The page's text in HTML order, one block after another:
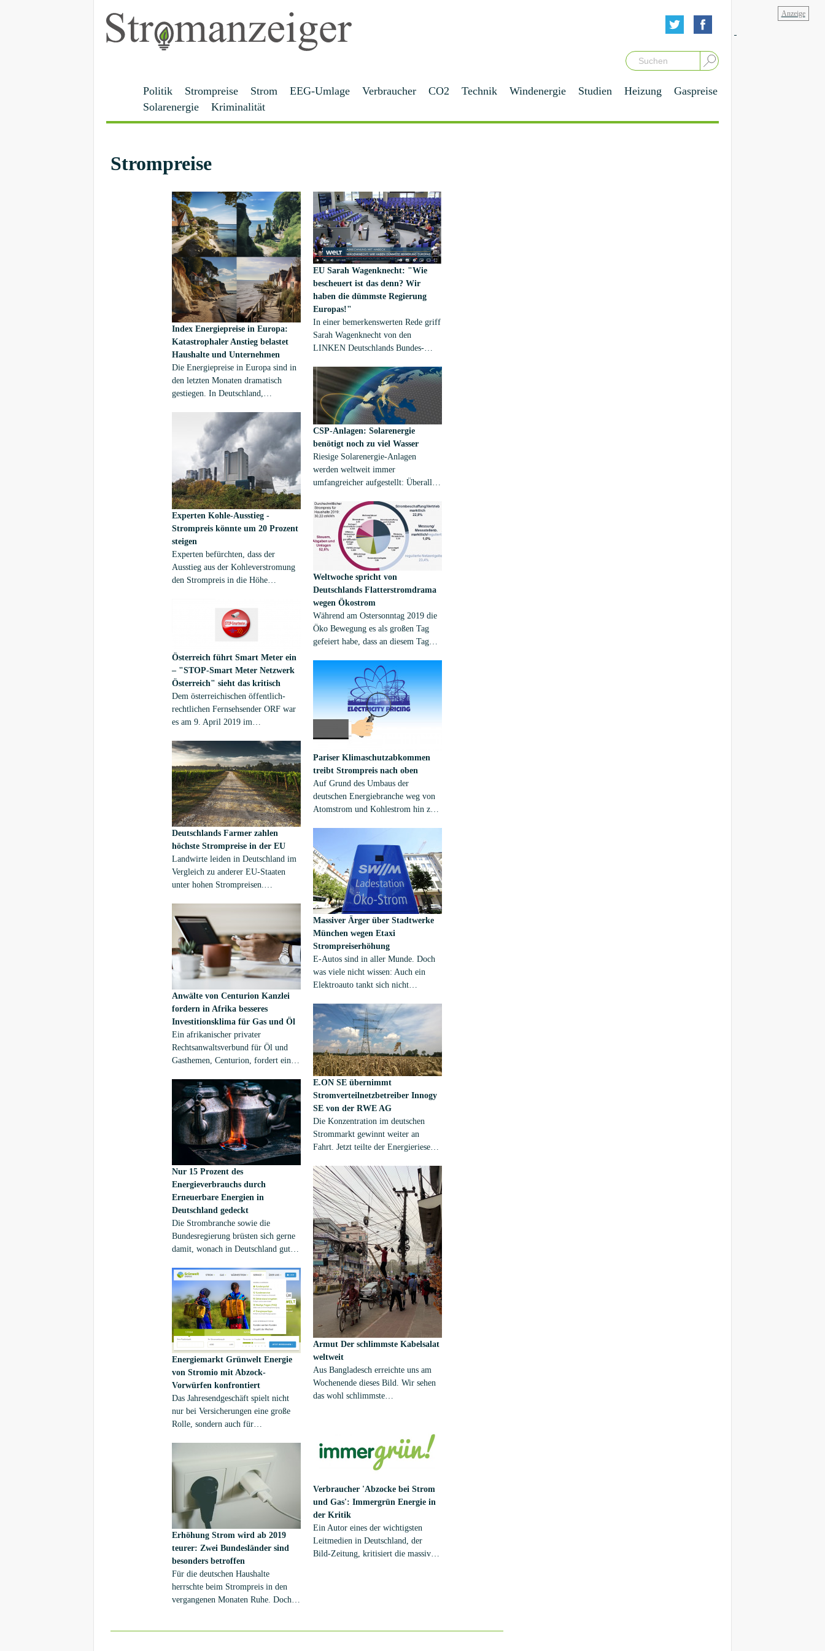
Politik Strompreise Strom EEG-Umlage Verbraucher CO2 Technik Windenergie Studien Heizung
Gaspreise
Solarenergie
Kriminalität
Strompreise
Index Energiepreise in Europa:
Katastrophaler Anstieg belastet
Haushalte und Unternehmen
Die Energiepreise in Europa sind in
den letzten Monaten dramatisch
gestiegen. In Deutschland,
sich die Preise für Strom, Gas und
Heizöl innerhalb eines Jahres in
vielen Fällen mehr als verdoppelt.
EU Sarah Wagenknecht: "Wie
bescheuert ist das denn? Wir
haben die dümmste Regierung
Europas!"
In einer bemerkenswerten Rede griff
Sarah Wagenknecht von den
LINKEN Deutschlands Bundes-
von den GRÜNEN frontal an. Wir
geben das Transkript ihrer wichtigen
Rede vor dem Deutschen Bundestag
wieder:
CSP-Anlagen: Solarenergie
benötigt noch zu viel Wasser
Riesige Solarenergie-Anlagen
werden weltweit immer
umfangreicher aufgestellt: Überall
Geröll oder Wüste ist, ziehen
Unternehmen Solaranlagen hoch.
Experten Kohle-Ausstieg -
Strompreis könnte um 20 Prozent
steigen
Experten befürchten, dass der
Ausstieg aus der Kohleverstromung
den Strompreis in die Höhe
und Steuern kommt damit ein
weiterer Kostentreiber auf die
Weltwoche spricht von
Deutschlands Flatterstromdrama
wegen Ökostrom
Während am Ostersonntag 2019 die
Öko Bewegung es als großen Tag
gefeiert habe, dass an diesem Tag
ganz Deutschland mittels Windkraft
und Photovoltaik, also
Sonnenenergie, produziert worden
sei, spricht die Schweizer Weltwoche
von einem Drama um "Deutschlands
Flatterstrom". (1)
Österreich führt Smart Meter ein
– "STOP-Smart Meter Netzwerk
Österreich" sieht das kritisch
Dem österreichischen öffentlich-
rechtlichen Fernsehsender ORF war
es am 9. April 2019 im
wert: Österreich stellt zwangsweise
für alle Unternehmen und
Privatbürger auf die digitale Version
des Stromzählers um, auf den Smart
Meter.
Pariser Klimaschutzabkommen
treibt Strompreis nach oben
Auf Grund des Umbaus der
deutschen Energiebranche weg von
Atomstrom und Kohlestrom hin zu
Strompreise in Deutschland weiter.
Neben der 2011 beschlossenen
Energiewende in Deutschland ist
auch das Pariser
Klimaschutzabkommen aus dem Jahr
2015 Preistreiber.
Deutschlands Farmer zahlen
höchste Strompreise in der EU
Landwirte leiden in Deutschland im
Vergleich zu anderer EU-Staaten
unter hohen Strompreisen.
zu den eher kleineren gewerblichen
Stromabnehmern. Das schreibt
agrarheute.com.[i]
Massiver Ärger über Stadtwerke
München wegen Etaxi
Strompreiserhöhung
E-Autos sind in aller Munde. Doch
was viele nicht wissen: Auch ein
Elektroauto tankt sich nicht
normal Strom bezahlt werden. Doch
dass es so teuer ist, wie jetzt in
München bekannt wurde, dürfte
viele überraschen.
Anwälte von Centurion Kanzlei
fordern in Afrika besseres
Investitionsklima für Gas und Öl
Ein afrikanischer privater
Rechtsanwaltsverbund für Öl und
Gasthemen, Centurion, fordert eine
"Schlüsselthemen" der Öl- und
Gasindustrie in Nigeria. Dies
erklärte Centurion-Gründer und
CEO, der Jurist NJ Ayuk.[1] In dem
Verbund arbeiten nach Angaben der
Homepage acht Anwälte.[2]
E.ON SE übernimmt
Stromverteilnetzbetreiber Innogy
SE von der RWE AG
Die Konzentration im deutschen
Strommarkt gewinnt weiter an
Fahrt. Jetzt teilte der Energieriese
Tochter Innogy, einen großen
Verteilnetzbetreiber.
Nur 15 Prozent des
Energieverbrauchs durch
Erneuerbare Energien in
Deutschland gedeckt
Die Strombranche sowie die
Bundesregierung brüsten sich gerne
damit, wonach in Deutschland gut
auf Erneuerbaren Energien basiere.
Doch ist diese Bilanz nur die halbe
Wahrheit. Denn, darauf weist jetzt
Ludwig Möhring,
Hauptgeschäftsführer des
Bundesverbandes Erdgas, Erdöl und
Geoenergie (BVEG) hin: Nehme
man die gesamte Energiebilanz als
Basis, also auch die Heizkosten,
könne man nur noch von einem 14
Prozent Anteil an Erneuerbare
Energie ...
Armut Der schlimmste Kabelsalat
weltweit
Aus Bangladesch erreichte uns am
Wochenende dieses Bild. Wir sehen
das wohl schlimmste
Energiemarkt Grünwelt Energie
von Stromio mit Abzock-
Vorwürfen konfrontiert
Das Jahresendgeschäft spielt nicht
nur bei Versicherungen eine große
Rolle, sondern auch für
in dieser Zeit nach einem möglichen
neuen Energieversorger um.
Verbraucher 'Abzocke bei Strom
und Gas': Immergrün Energie in
der Kritik
Ein Autor eines der wichtigsten
Leitmedien in Deutschland, der
Bild-Zeitung, kritisiert die massiven
beziehungsweise "Immergrün
Erhöhung Strom wird ab 2019
teurer: Zwei Bundesländer sind
besonders betroffen
Für die deutschen Haushalte
herrschte beim Strompreis in den
vergangenen Monaten Ruhe. Doch